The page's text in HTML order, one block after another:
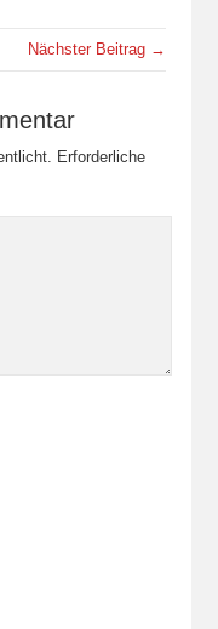
Nächster Beitrag →
Erforderliche